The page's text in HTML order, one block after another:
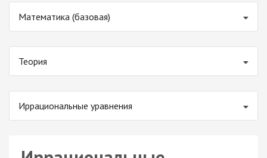
Математика (базовая)
Теория
Иррациональные уравнения